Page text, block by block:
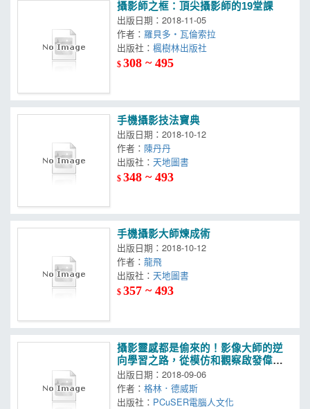
攝影師之框：頂尖攝影師的19堂課
出版日期：2018-11-05
作者： 羅貝多・瓦倫索拉
出版社：
$308 ~ 495
手機攝影技法寶典
出版日期：2018-10-12
作者： 陳丹丹
出版社：
$348 ~ 493
手機攝影大師煉成術
出版日期：2018-10-12
作者：龍飛
出版社：
$357 ~ 493
攝影靈感都是偷來的！影像大師的逆
向學習之路，從模仿和觀察啟發偉大
作品
出版日期：2018-09-06
作者：格林．德威斯
出版社：